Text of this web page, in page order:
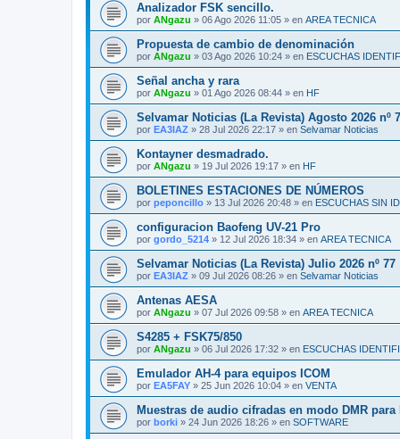
Analizador FSK sencillo.
por ANgazu » 06 Ago 2026 11:05 » en AREA TECNICA
Propuesta de cambio de denominación
por ANgazu » 03 Ago 2026 10:24 » en ESCUCHAS
Señal ancha y rara
por ANgazu » 01 Ago 2026 08:44 » en HF
Selvamar Noticias (La Revista) Agosto 2026 nº
por EA3IAZ » 28 Jul 2026 22:17 » en Selvamar Noticias
Kontayner desmadrado.
por ANgazu » 19 Jul 2026 19:17 » en HF
BOLETINES ESTACIONES DE NÚMEROS
por peponcillo » 13 Jul 2026 20:48 » en ESCUCHAS SIN
configuracion Baofeng UV-21 Pro
por gordo_5214 » 12 Jul 2026 18:34 » en AREA TECNICA
Selvamar Noticias (La Revista) Julio 2026 nº 77
por EA3IAZ » 09 Jul 2026 08:26 » en Selvamar Noticias
Antenas AESA
por ANgazu » 07 Jul 2026 09:58 » en AREA TECNICA
S4285 + FSK75/850
por ANgazu » 06 Jul 2026 17:32 » en ESCUCHAS
Emulador AH-4 para equipos ICOM
por EA5FAY » 25 Jun 2026 10:04 » en VENTA
Muestras de audio cifradas en modo DMR para
por borki » 24 Jun 2026 18:26 » en SOFTWARE